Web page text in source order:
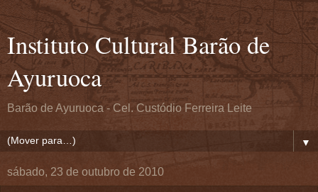
Instituto Cultural Barão de
Ayuruoca
Barão de Ayuruoca - Cel. Custódio Ferreira Leite
▼
sábado, 23 de outubro de 2010